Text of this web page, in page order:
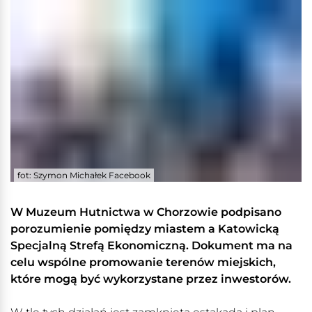
fot: Szymon Michałek Facebook
W Muzeum Hutnictwa w Chorzowie podpisano
porozumienie pomiędzy miastem a Katowicką
Specjalną Strefą Ekonomiczną. Dokument ma na
celu wspólne promowanie terenów miejskich,
które mogą być wykorzystane przez inwestorów.